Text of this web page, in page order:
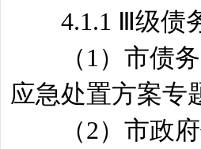
4.1.1 Ⅲ级债
（1）市债务
应急处置方案专
（2）市政府